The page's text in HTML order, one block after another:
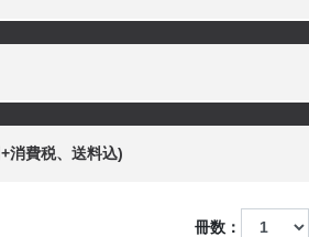
消費税、送料込)
冊数：